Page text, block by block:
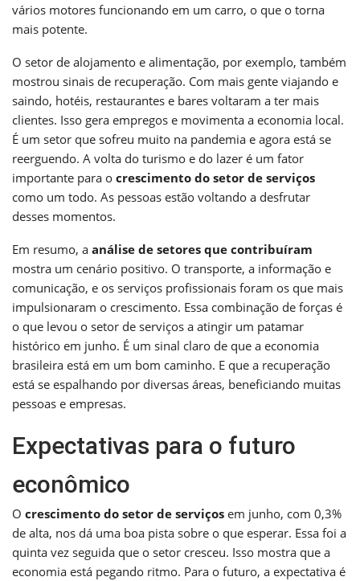
vários motores funcionando em um carro, o que o torna
mais potente.
O setor de alojamento e alimentação, por exemplo, também
mostrou sinais de recuperação. Com mais gente viajando e
saindo, hotéis, restaurantes e bares voltaram a ter mais
clientes. Isso gera empregos e movimenta a economia local.
É um setor que sofreu muito na pandemia e agora está se
reerguendo. A volta do turismo e do lazer é um fator
importante para o crescimento do setor de serviços
como um todo. As pessoas estão voltando a desfrutar
desses momentos.
Em resumo, a análise de setores que contribuíram
mostra um cenário positivo. O transporte, a informação e
comunicação, e os serviços profissionais foram os que mais
impulsionaram o crescimento. Essa combinação de forças é
o que levou o setor de serviços a atingir um patamar
histórico em junho. É um sinal claro de que a economia
brasileira está em um bom caminho. E que a recuperação
está se espalhando por diversas áreas, beneficiando muitas
pessoas e empresas.
Expectativas para o futuro
econômico
O crescimento do setor de serviços em junho, com 0,3%
de alta, nos dá uma boa pista sobre o que esperar. Essa foi a
quinta vez seguida que o setor cresceu. Isso mostra que a
economia está pegando ritmo. Para o futuro, a expectativa é